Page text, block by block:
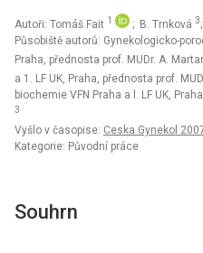
Autoři: Tomáš Fait 1 ; B. Trnková 3
Působiště autorů: Gynekologicko-
Praha, přednosta prof. MUDr. A.
a 1. LF UK, Praha, přednosta prof.
biochemie VFN Praha a l. LF UK,
3
Vyšlo v časopise: Ceska Gynekol
Kategorie: Původní práce
Souhrn